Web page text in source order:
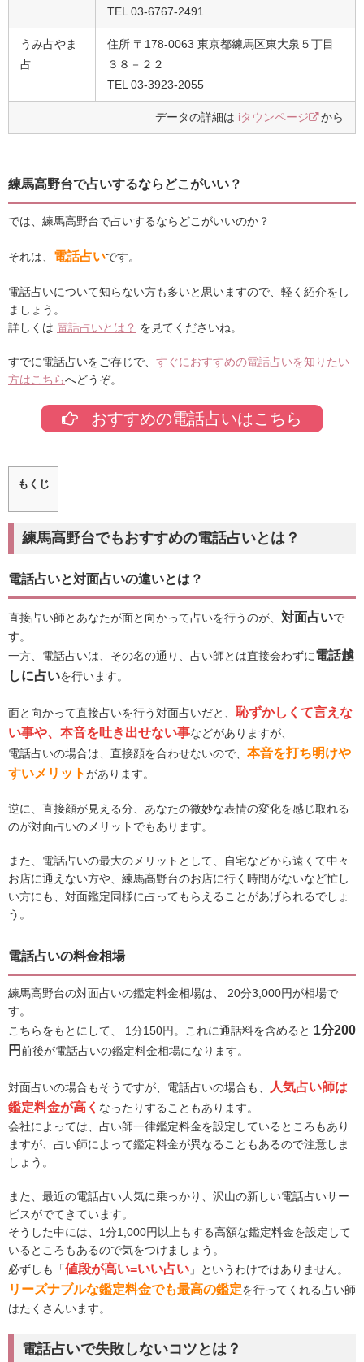
TEL 03-6767-2491
うみ占やま
占
住所 〒178-0063 東京都練馬区東大泉５丁目
３８－２２
TEL 03-3923-2055
データの詳細は iタウンページ から
練馬高野台で占いするならどこがいい？
では、練馬高野台で占いするならどこがいいのか？
それは、 電話占いです。
電話占いについて知らない方も多いと思いますので、軽く紹介をし
ましょう。
詳しくは 電話占いとは？ を見てくださいね。
すでに電話占いをご存じで、 すぐにおすすめの電話占いを知りたい
方はこちらへどうぞ。
おすすめの電話占いはこちら
もくじ
練馬高野台でもおすすめの電話占いとは？
電話占いと対面占いの違いとは？
直接占い師とあなたが面と向かって占いを行うのが、 対面占いで
す。
一方、電話占いは、その名の通り、占い師とは直接会わずに電話越
しに占いを行います。
面と向かって直接占いを行う対面占いだと、 恥ずかしくて言えな
い事や、本音を吐き出せない事などがありますが、
電話占いの場合は、直接顔を合わせないので、 本音を打ち明けや
すいメリットがあります。
逆に、直接顔が見える分、あなたの微妙な表情の変化を感じ取れる
のが対面占いのメリットでもあります。
また、電話占いの最大のメリットとして、自宅などから遠くて中々
お店に通えない方や、練馬高野台のお店に行く時間がないなど忙し
い方にも、対面鑑定同様に占ってもらえることがあげられるでしょ
う。
電話占いの料金相場
練馬高野台の対面占いの鑑定料金相場は、 20分3,000円が相場で
す。
こちらをもとにして、 1分150円。これに通話料を含めると 1分200
円前後が電話占いの鑑定料金相場になります。
対面占いの場合もそうですが、電話占いの場合も、
人気占い師は
鑑定料金が高く なったりすることもあります。
会社によっては、占い師一律鑑定料金を設定しているところもあり
ますが、占い師によって鑑定料金が異なることもあるので注意しま
しょう。
また、最近の電話占い人気に乗っかり、沢山の新しい電話占いサー
ビスがでてきています。
そうした中には、1分1,000円以上もする高額な鑑定料金を設定して
いるところもあるので気をつけましょう。
必ずしも「値段が高い=いい占い 」というわけではありません。
リーズナブルな鑑定料金でも最高の鑑定を行ってくれる占い師
はたくさんいます。
電話占いで失敗しないコツとは？